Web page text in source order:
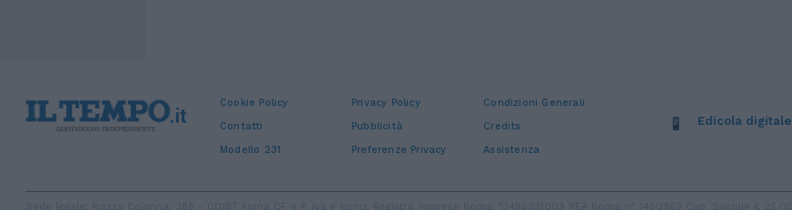
Cookie Policy Privacy Policy
Condizioni Generali
Contatti
Pubblicità
Credits
Modello 231
Preferenze Privacy Assistenza
Edicola digitale